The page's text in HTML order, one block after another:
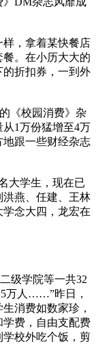
，拿着某快餐店
。在小历大大的
折扣券，一到外
《校园消费》杂
1万份猛增至4万
跟一些财经杂志
大学生，现在已
燕、任建、王林
学念大四，龙宏在
级学院等一共32
万人……”昨日，
消费如数家珍，
费，自由支配费
学校外吃个饭，剪